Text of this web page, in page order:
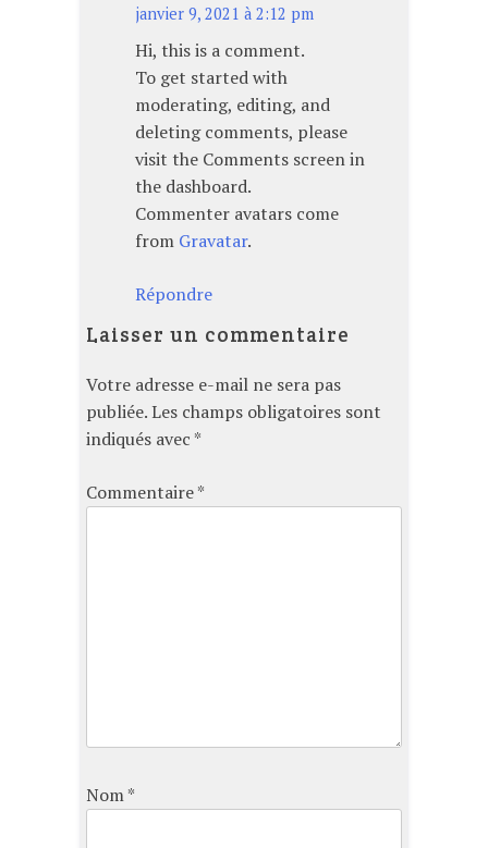
janvier 9, 2021 à 2:12 pm
Hi, this is a comment.
To get started with
moderating, editing, and
deleting comments, please
visit the Comments screen in
the dashboard.
Commenter avatars come
from Gravatar.
Répondre
Laisser un commentaire
Votre adresse e-mail ne sera pas
publiée.Les champs obligatoires sont
indiqués avec *
Commentaire*
Nom*